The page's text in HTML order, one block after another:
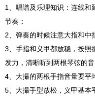
1、唱谱及乐理知识：连线
节奏；
2、弹奏的时候注意大指和中
3、手指和义甲都放稳，按照
发力，清晰听到两根琴弦的
4、大撮的两根手指音量要平
5、大撮手型放松，义甲基本